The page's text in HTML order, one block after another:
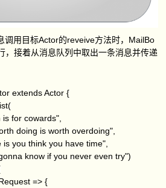
调用目标Actor的reveive方法时，MailBo
，接着从消息队列中取出一条消息并传递
extends Actor {
for cowards",
doing is worth overdoing",
you think you have time",
know if you never even try")
=> {